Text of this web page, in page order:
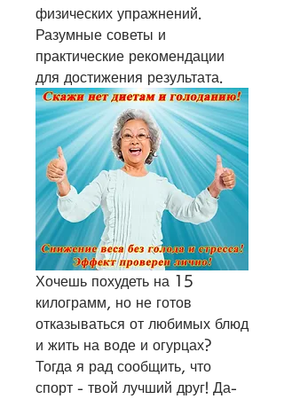
физических упражнений.
Разумные советы и
практические рекомендации
для достижения результата.
Хочешь похудеть на 15
килограмм, но не готов
отказываться от любимых блюд
и жить на воде и огурцах?
Тогда я рад сообщить, что
спорт - твой лучший друг! Да-